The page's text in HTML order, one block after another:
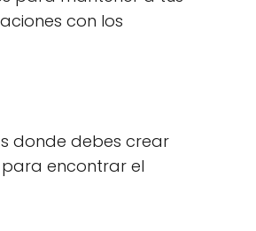
con los
donde debes crear
encontrar el